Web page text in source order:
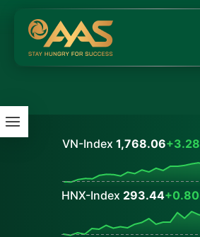
VN-Index 1,768.06+3.28
HNX-Index 293.44+0.80